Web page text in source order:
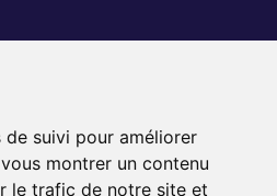
suivi pour améliorer
montrer un contenu
le trafic de notre site et